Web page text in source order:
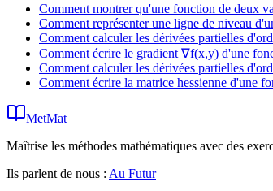
Comment montrer qu'une fonction de deux
Comment représenter une ligne de niveau
Comment calculer les dérivées partielles
Comment écrire le gradient ∇f(x,y) d'une
Comment calculer les dérivées partielles
Comment écrire la matrice hessienne d'une
MetMat
Maîtrise les méthodes mathématiques avec des
Ils parlent de nous : Au Futur